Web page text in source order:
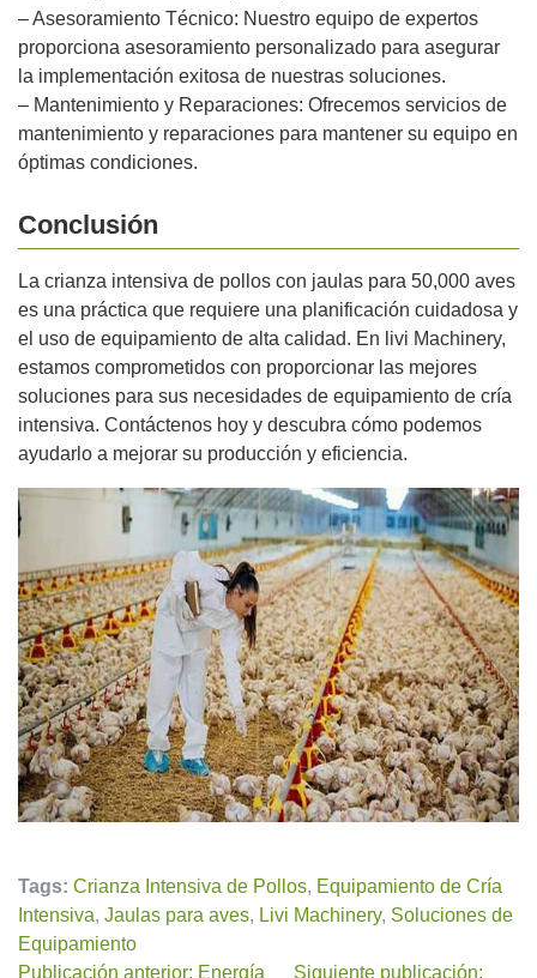
– Asesoramiento Técnico: Nuestro equipo de expertos
proporciona asesoramiento personalizado para asegurar
la implementación exitosa de nuestras soluciones.
– Mantenimiento y Reparaciones: Ofrecemos servicios de
mantenimiento y reparaciones para mantener su equipo en
óptimas condiciones.
Conclusión
La crianza intensiva de pollos con jaulas para 50,000 aves
es una práctica que requiere una planificación cuidadosa y
el uso de equipamiento de alta calidad. En livi Machinery,
estamos comprometidos con proporcionar las mejores
soluciones para sus necesidades de equipamiento de cría
intensiva. Contáctenos hoy y descubra cómo podemos
ayudarlo a mejorar su producción y eficiencia.
Tags: Crianza Intensiva de Pollos, Equipamiento de Cría
Intensiva, Jaulas para aves, Livi Machinery, Soluciones de
Equipamiento
Publicación anterior: Energía
Siguiente publicación: